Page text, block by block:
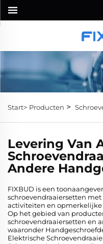
Start> Producten >
Levering Van
Andere
FIXBUD is een
schroevendraaiersetten
activiteiten en opmerkelijke
Op het gebied van
schroevendraaiersetten en
waaronder
Elektrische